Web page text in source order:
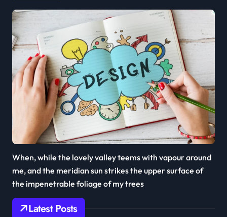
When, while the lovely valley teems with vapour around
me, and the meridian sun strikes the upper surface of
the impenetrable foliage of my trees
Latest Posts